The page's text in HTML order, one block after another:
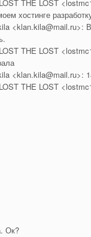
THE LOST
хостинге
<klan.kila@mail.ru>:
THE LOST
<klan.kila@mail.ru>:
THE LOST
Ок?